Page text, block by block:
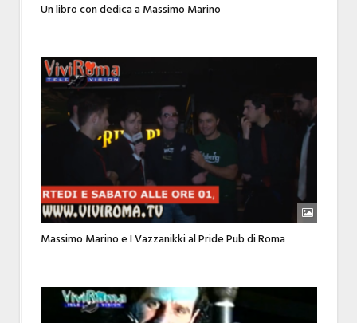
Un libro con dedica a Massimo Marino
Massimo Marino e I Vazzanikki al Pride Pub di Roma